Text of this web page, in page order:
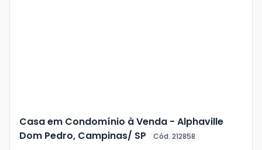
Casa em Condomínio à Venda - Alphaville
Dom Pedro, Campinas/ SP
Cód. 212858